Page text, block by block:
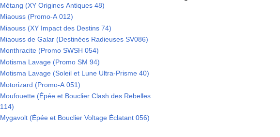
Métang (XY Origines Antiques 48)
Miaouss (Promo-A 012)
Miaouss (XY Impact des Destins 74)
Miaouss de Galar (Destinées Radieuses SV086)
Monthracite (Promo SWSH 054)
Motisma Lavage (Promo SM 94)
Motisma Lavage (Soleil et Lune Ultra-Prisme 40)
Motorizard (Promo-A 051)
Moufouette (Épée et Bouclier Clash des Rebelles
114)
Mygavolt (Épée et Bouclier Voltage Éclatant 056)